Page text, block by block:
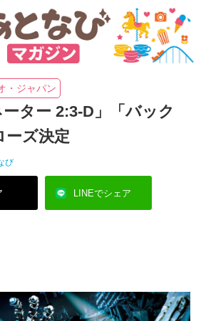
・ジャパン
ター 2:3-D」「バック
ーズ決定
び
LINEでシェア